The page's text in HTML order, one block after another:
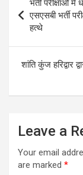
navigation
भर्ती परीक्षाओं
एसएसबी भर्ती
हत्थे
शांति कुंज हरिद्वार
Leave a
Your email
are marked *